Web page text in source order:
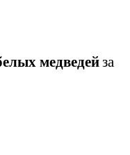
медведейза